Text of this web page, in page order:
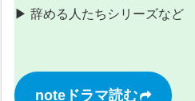
▶︎ 辞める人たちシリーズなど
noteドラマ読む